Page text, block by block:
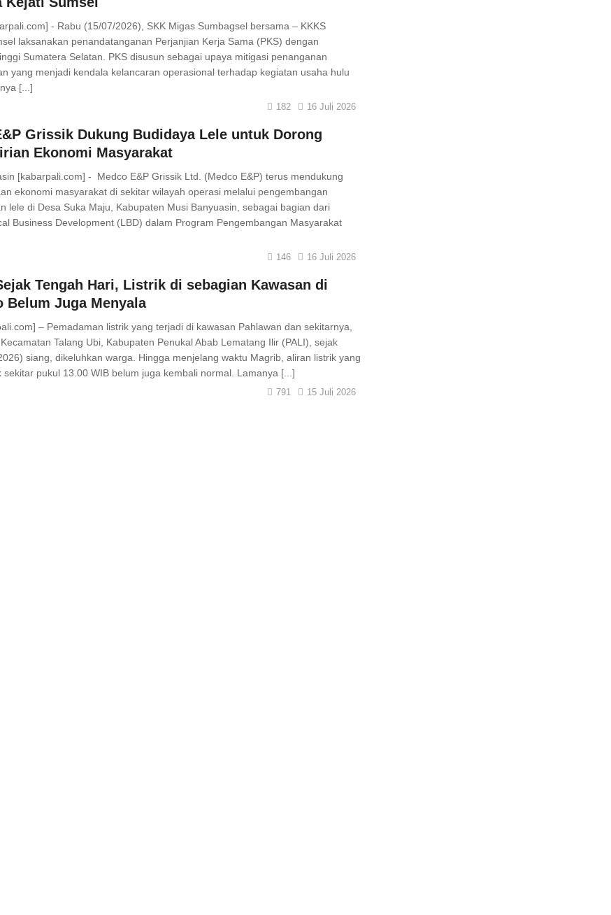
- Rabu (15/07/2026), SKK Migas Sumbagsel bersama – KKKS
laksanakan penandatanganan Perjanjian Kerja Sama (PKS) dengan
Sumatera Selatan. PKS disusun sebagai upaya mitigasi penanganan
yang menjadi kendala kelancaran operasional terhadap kegiatan usaha hulu
[...]
16 Juli 2026
182
Grissik Dukung Budidaya Lele untuk Dorong
Ekonomi Masyarakat
[kabarpali.com] - Medco E&P Grissik Ltd. (Medco E&P) terus mendukung
ekonomi masyarakat di sekitar wilayah operasi melalui pengembangan
lele di Desa Suka Maju, Kabupaten Musi Banyuasin, sebagai bagian dari
Business Development (LBD) dalam Program Pengembangan Masyarakat
16 Juli 2026
146
Tengah Hari, Listrik di sebagian Kawasan di
Belum Juga Menyala
– Pemadaman listrik yang terjadi di kawasan Pahlawan dan sekitarnya,
Talang Ubi, Kabupaten Penukal Abab Lematang Ilir (PALI), sejak
siang, dikeluhkan warga. Hingga menjelang waktu Magrib, aliran listrik yang
sekitar pukul 13.00 WIB belum juga kembali normal. Lamanya [...]
15 Juli 2026
791